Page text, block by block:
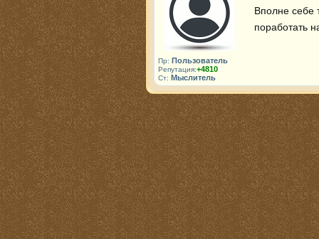
Пр: Пользователь
Репутация:+4810
Ст: Мыслитель
Вполне себе
поработать